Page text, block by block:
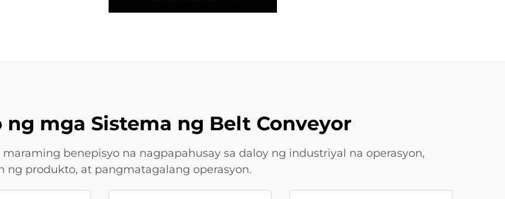
ng mga Sistema ng Belt Conveyor
benepisyo na nagpapahusay sa daloy ng industriyal na operasyon,
ng produkto, at pangmatagalang operasyon.